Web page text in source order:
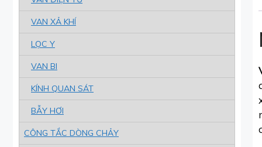
VAN XẢ KHÍ
LỌC Y
VAN BI
KÍNH QUAN SÁT
BẪY HƠI
CÔNG TẮC DÒNG CHẢY